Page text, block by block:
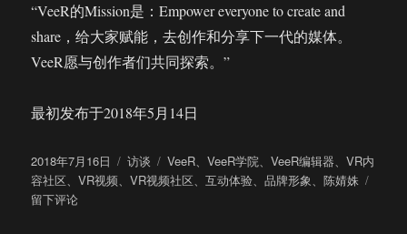
“VeeR的Mission是：Empower everyone to create and
share，给大家赋能，去创作和分享下一代的媒体。
VeeR愿与创作者们共同探索。”
最初发布于2018年5月14日
发
布
于
2018年7月16日
分
类
访谈
标
签
VeeR、VeeR学院、VeeR编辑器、VR内
容社区、VR视频、VR视频社区、互动体验、品牌形象、陈婧姝
留下评论